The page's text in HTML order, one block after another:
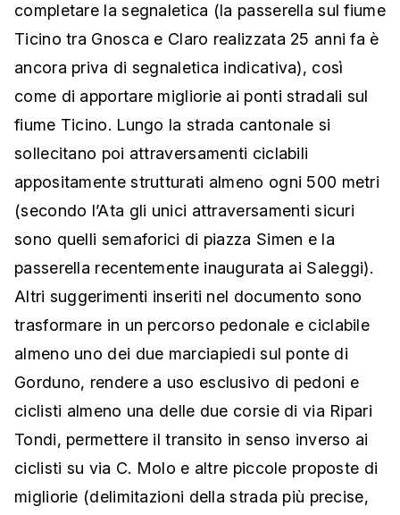
completare la segnaletica (la passerella sul fiume
Ticino tra Gnosca e Claro realizzata 25 anni fa è
ancora priva di segnaletica indicativa), così
come di apportare migliorie ai ponti stradali sul
fiume Ticino. Lungo la strada cantonale si
sollecitano poi attraversamenti ciclabili
appositamente strutturati almeno ogni 500 metri
(secondo l’Ata gli unici attraversamenti sicuri
sono quelli semaforici di piazza Simen e la
passerella recentemente inaugurata ai Saleggi).
Altri suggerimenti inseriti nel documento sono
trasformare in un percorso pedonale e ciclabile
almeno uno dei due marciapiedi sul ponte di
Gorduno, rendere a uso esclusivo di pedoni e
ciclisti almeno una delle due corsie di via Ripari
Tondi, permettere il transito in senso inverso ai
ciclisti su via C. Molo e altre piccole proposte di
migliorie (delimitazioni della strada più precise,